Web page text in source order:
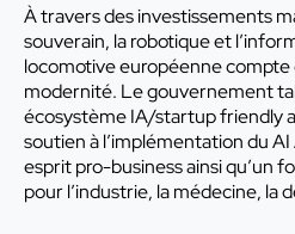
À travers des investissements
souverain, la robotique et
locomotive européenne compte
modernité. Le gouvernement
écosystème IA/startup friendly
soutien à l’implémentation du
esprit pro-business ainsi qu’un
pour l’industrie, la médecine, la